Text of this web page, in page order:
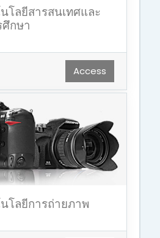
โลยีสารสนเทศและ
ศึกษา
Access
โลยีการถ่ายภาพ